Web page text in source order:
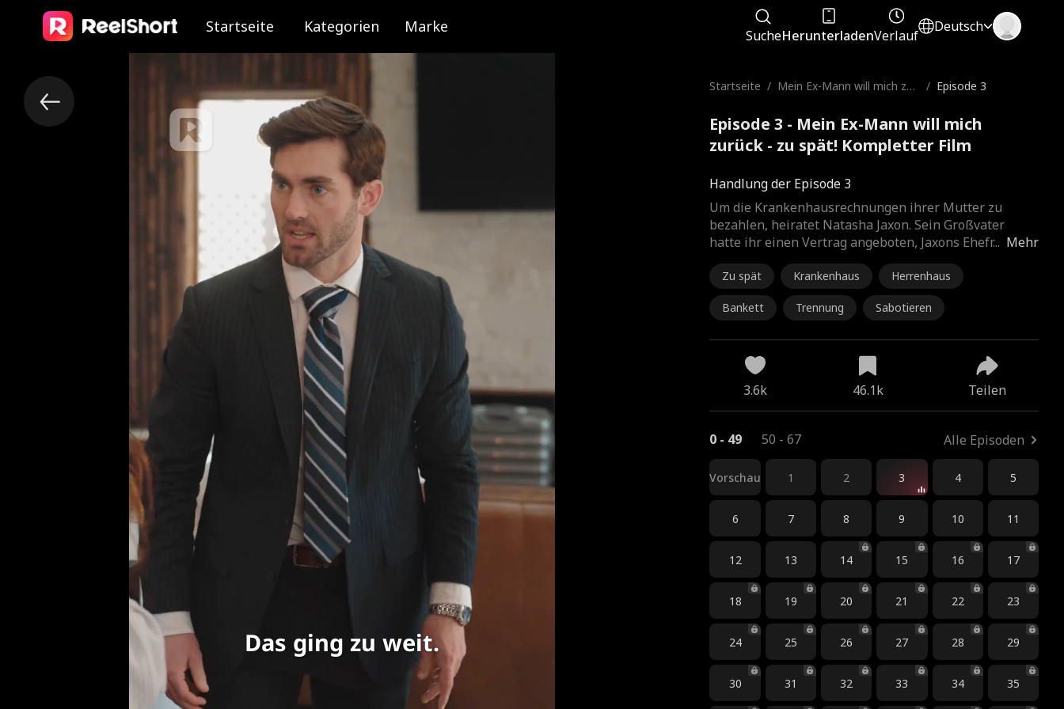
Startseite Kategorien Marke SucheHerunterladenVerlauf
Deutsch
Das ging zu weit.
Startseite / Mein Ex-Mann will mich zur
/ Episode 3
Episode 3 - Mein Ex-Mann will mich
zurück - zu spät! Kompletter Film
Handlung der Episode 3
Mehr
Um die Krankenhausrechnungen ihrer Mutter zu
bezahlen, heiratet Natasha Jaxon. Sein Großvater
hatte ihr einen Vertrag angeboten, Jaxons Ehefr...
Zu spät Krankenhaus Herrenhaus
Bankett Trennung Sabotieren
3.6k 46.1k Teilen
0 - 49 50 - 67 Alle Episoden
Vorschau 1 2 3 4 5
6 7 8 9 10 11
12 13 14 15 16 17
18 19 20 21 22 23
24 25 26 27 28 29
30 31 32 33 34 35